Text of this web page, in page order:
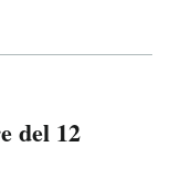
del 12